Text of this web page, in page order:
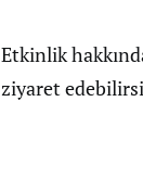
Etkinlik
ziyaret